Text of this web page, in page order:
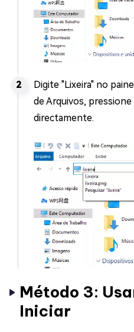
Digite "Lixeira" no
de Arquivos,
directamente.
Método 3:
Iniciar